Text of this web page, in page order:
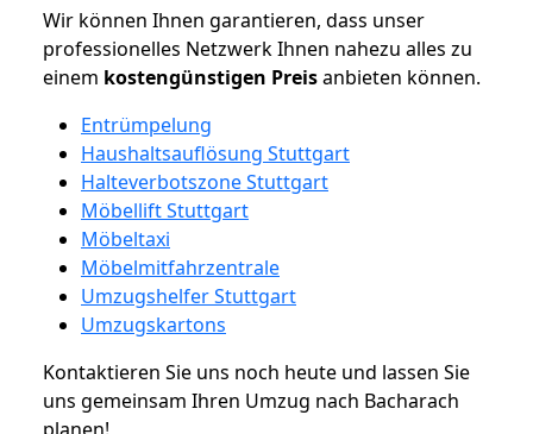
Wir können Ihnen garantieren, dass unser
professionelles Netzwerk Ihnen nahezu alles zu
einem kostengünstigen Preisanbieten können.
Entrümpelung
Haushaltsauflösung Stuttgart
Halteverbotszone Stuttgart
Möbellift Stuttgart
Möbeltaxi
Möbelmitfahrzentrale
Umzugshelfer Stuttgart
Umzugskartons
Kontaktieren Sie uns noch heute und lassen Sie
uns gemeinsam Ihren Umzug nach Bacharach
planen!